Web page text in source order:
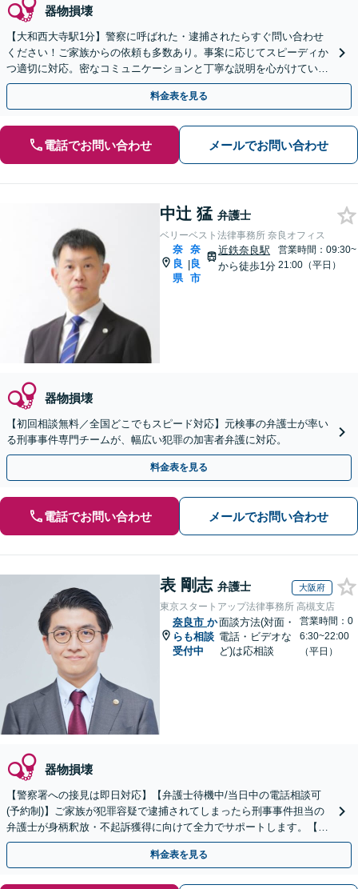
器物損壊
【大和西大寺駅1分】警察に呼ばれた・逮捕されたらすぐ問い合わせ
ください！ご家族からの依頼も多数あり。事案に応じてスピーディか
つ適切に対応。密なコミュニケーションと丁寧な説明を心がけていま
す【初回相談無料】【休日・夜間対応可】
料金表を見る
電話でお問い合わせ メールでお問い合わせ
中辻 猛 弁護士
ベリーベスト法律事務所 奈良オフィス
奈
良
県
|
奈
良
市
近鉄奈良駅
から徒歩1分
営業時間：09:30~
21:00（平日）
器物損壊
【初回相談無料／全国どこでもスピード対応】元検事の弁護士が率い
る刑事事件専門チームが、幅広い犯罪の加害者弁護に対応。
料金表を見る
電話でお問い合わせ メールでお問い合わせ
表 剛志 弁護士 大阪府
東京スタートアップ法律事務所 高槻支店
奈良市 か
らも相談
受付中
面談方法(対面・
電話・ビデオな
ど)は応相談
営業時間：0
6:30~22:00
（平日）
器物損壊
【警察署への接見は即日対応】【弁護士待機中/当日中の電話相談可
(予約制)】ご家族が犯罪容疑で逮捕されてしまったら刑事事件担当の
弁護士が身柄釈放・不起訴獲得に向けて全力でサポートします。【毎
月100名以上の相談実績】【全国対応】
料金表を見る